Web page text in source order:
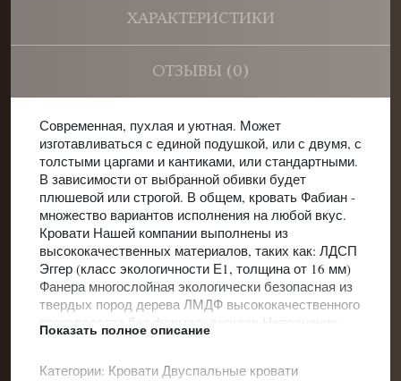
ХАРАКТЕРИСТИКИ
ОТЗЫВЫ (0)
Современная, пухлая и уютная. Может
изготавливаться с единой подушкой, или с двумя, с
толстыми царгами и кантиками, или стандартными.
В зависимости от выбранной обивки будет
плюшевой или строгой. В общем, кровать Фабиан -
множество вариантов исполнения на любой вкус.
Кровати Нашей компании выполнены из
высококачественных материалов, таких как: ЛДСП
Эггер (класс экологичности Е1, толщина от 16 мм)
Фанера многослойная экологически безопасная из
твердых пород дерева ЛМДФ высококачественного
производства без формальдегидов Наполнение:
ППУ повышенной плотности
Показать полное описание
Категории: Кровати Двуспальные кровати